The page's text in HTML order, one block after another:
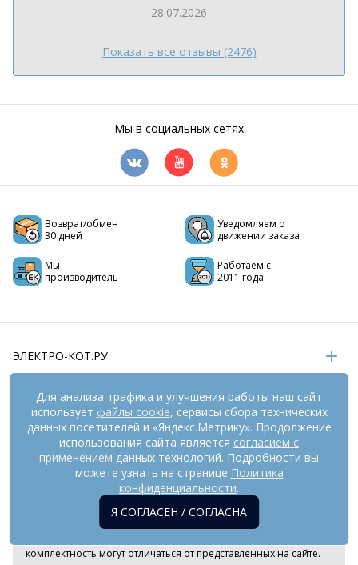
28.07.2026
Показать все отзывы (2476)
Мы в социальных сетях
Возврат/обмен
30 дней
Уведомляем о
движении заказа
Мы -
производитель
Работаем с
2011 года
ЭЛЕКТРО-КОТ.РУ
ИНФОРМАЦИЯ
РЕКВИЗИТЫ
На информационном ресурсе применяются
рекомендательные технологии (информационные технологии
предоставления информации на основе сбора,
систематизации и анализа сведений, относящихся к
предпочтениям пользователей сети «Интернет», находящихся
комплектность могут отличаться от представленных на сайте.
Для анализа трафика и улучшения работы наш сайт
использует файлы cookie, сервисы сбора технических
данных посетителей и «Яндекс.Метрику». Продолжение
использования сайта является согласием с
применением данных технологий. Подробности вы
можете узнать на странице Политика
конфиденциальности.
Я СОГЛАСЕН / СОГЛАСНА